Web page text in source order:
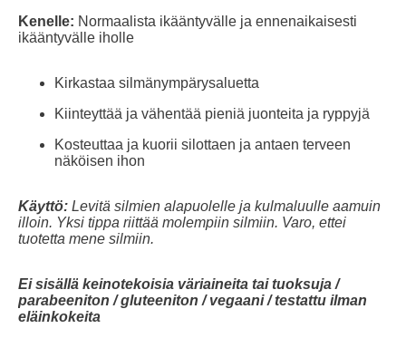
Kenelle: Normaalista ikääntyvälle ja ennenaikaisesti
ikääntyvälle iholle
Kirkastaa silmänympärysaluetta
Kiinteyttää ja vähentää pieniä juonteita ja ryppyjä
Kosteuttaa ja kuorii silottaen ja antaen terveen
näköisen ihon
Käyttö: Levitä silmien alapuolelle ja kulmaluulle aamuin
illoin. Yksi tippa riittää molempiin silmiin. Varo, ettei
tuotetta mene silmiin.
Ei sisällä keinotekoisia väriaineita tai tuoksuja /
parabeeniton / gluteeniton / vegaani / testattu ilman
eläinkokeita